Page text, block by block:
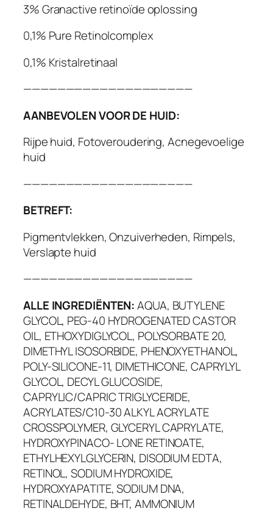
3% Granactive retinoïde oplossing
0,1% Pure Retinolcomplex
0,1% Kristalretinaal
————————————————————
AANBEVOLEN VOOR DE HUID:
Rijpe huid, Fotoveroudering, Acnegevoelige
huid
————————————————————
BETREFT:
Pigmentvlekken, Onzuiverheden, Rimpels,
Verslapte huid
————————————————————
ALLE INGREDIËNTEN:AQUA, BUTYLENE
GLYCOL, PEG-40 HYDROGENATED CASTOR
OIL, ETHOXYDIGLYCOL, POLYSORBATE 20,
DIMETHYL ISOSORBIDE, PHENOXYETHANOL,
POLY-SILICONE-11, DIMETHICONE, CAPRYLYL
GLYCOL, DECYL GLUCOSIDE,
CAPRYLIC/CAPRIC TRIGLYCERIDE,
ACRYLATES/C10-30 ALKYL ACRYLATE
CROSSPOLYMER, GLYCERYL CAPRYLATE,
HYDROXYPINACO- LONE RETINOATE,
ETHYLHEXYLGLYCERIN, DISODIUM EDTA,
RETINOL, SODIUM HYDROXIDE,
HYDROXYAPATITE, SODIUM DNA,
RETINALDEHYDE, BHT, AMMONIUM